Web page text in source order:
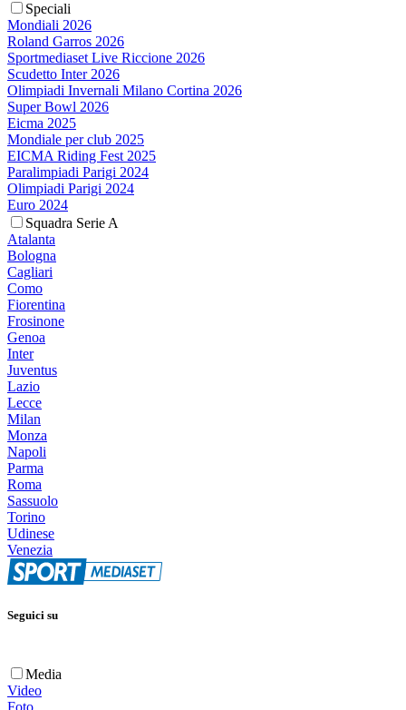
Speciali
Mondiali 2026
Roland Garros 2026
Sportmediaset Live Riccione 2026
Scudetto Inter 2026
Olimpiadi Invernali Milano Cortina 2026
Super Bowl 2026
Eicma 2025
Mondiale per club 2025
EICMA Riding Fest 2025
Paralimpiadi Parigi 2024
Olimpiadi Parigi 2024
Euro 2024
Squadra Serie A
Atalanta
Bologna
Cagliari
Como
Fiorentina
Frosinone
Genoa
Inter
Juventus
Lazio
Lecce
Milan
Monza
Napoli
Parma
Roma
Sassuolo
Torino
Udinese
Venezia
Seguici su
Media
Video